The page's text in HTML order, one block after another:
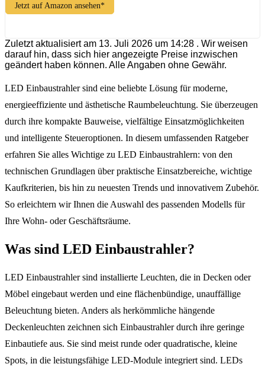
Jetzt auf Amazon ansehen*
Zuletzt aktualisiert am 13. Juli 2026 um 14:28 . Wir weisen
darauf hin, dass sich hier angezeigte Preise inzwischen
geändert haben können. Alle Angaben ohne Gewähr.
LED Einbaustrahler sind eine beliebte Lösung für moderne,
energieeffiziente und ästhetische Raumbeleuchtung. Sie überzeugen
durch ihre kompakte Bauweise, vielfältige Einsatzmöglichkeiten
und intelligente Steueroptionen. In diesem umfassenden Ratgeber
erfahren Sie alles Wichtige zu LED Einbaustrahlern: von den
technischen Grundlagen über praktische Einsatzbereiche, wichtige
Kaufkriterien, bis hin zu neuesten Trends und innovativem Zubehör.
So erleichtern wir Ihnen die Auswahl des passenden Modells für
Ihre Wohn- oder Geschäftsräume.
Was sind LED Einbaustrahler?
LED Einbaustrahler sind installierte Leuchten, die in Decken oder
Möbel eingebaut werden und eine flächenbündige, unauffällige
Beleuchtung bieten. Anders als herkömmliche hängende
Deckenleuchten zeichnen sich Einbaustrahler durch ihre geringe
Einbautiefe aus. Sie sind meist runde oder quadratische, kleine
Spots, in die leistungsfähige LED-Module integriert sind. LEDs